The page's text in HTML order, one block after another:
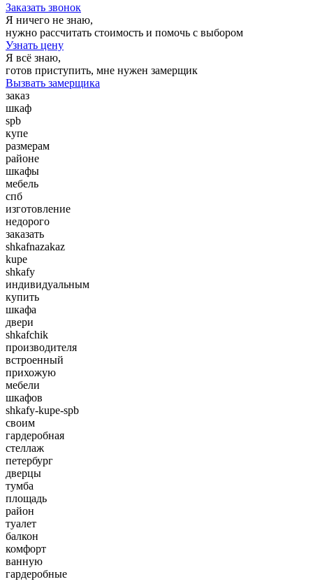
Заказать звонок
Я ничего не знаю,
нужно рассчитать стоимость и помочь с выбором
Узнать цену
Я всё знаю,
готов приступить, мне нужен замерщик
Вызвать замерщика
заказ
шкаф
spb
купе
размерам
районе
шкафы
мебель
спб
изготовление
недорого
заказать
shkafnazakaz
kupe
shkafy
индивидуальным
купить
шкафа
двери
shkafchik
производителя
встроенный
прихожую
мебели
шкафов
shkafy-kupe-spb
своим
гардеробная
стеллаж
петербург
дверцы
тумба
площадь
район
туалет
балкон
комфорт
ванную
гардеробные